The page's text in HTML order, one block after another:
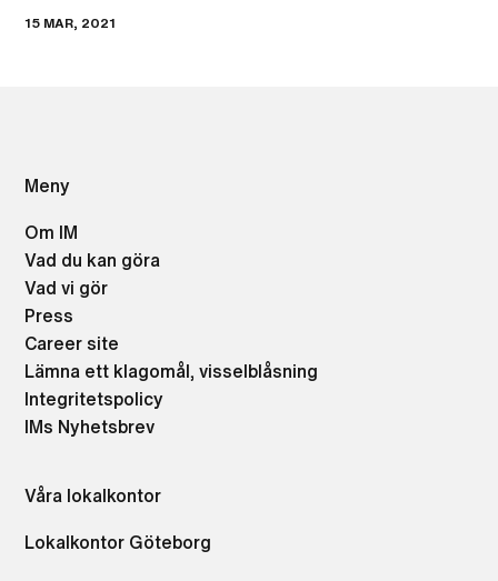
15 MAR, 2021
Meny
Om IM
Vad du kan göra
Vad vi gör
Press
Career site
Lämna ett klagomål, visselblåsning
Integritetspolicy
IMs Nyhetsbrev
Våra lokalkontor
Lokalkontor Göteborg